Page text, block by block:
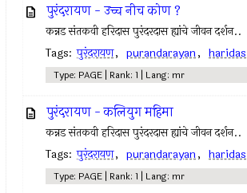
पुरंदरायण - उच्च नीच कोण ?
कन्नड संतकवी हरिदास पुरंदरदास ह्यांचे जीवन दर्शन..
Tags: पुरंदरायण, purandarayan, haridas
Type: PAGE | Rank: 1 | Lang: mr
पुरंदरायण - कलियुग महिमा
कन्नड संतकवी हरिदास पुरंदरदास ह्यांचे जीवन दर्शन..
Tags: पुरंदरायण, purandarayan, haridas
Type: PAGE | Rank: 1 | Lang: mr